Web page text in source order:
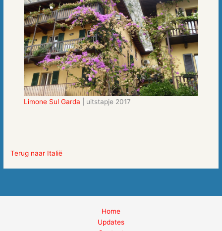
Limone Sul Garda | uitstapje 2017
Terug naar Italië
Home
Updates